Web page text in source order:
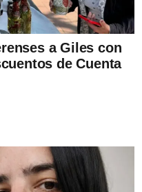
a Giles con
de Cuenta